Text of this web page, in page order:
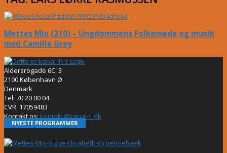
Mettes Mix (210) – Ungdommens Folkemøde og musik
med Camille Grey
Aldersrogade 6C, 3
2100 København Ø
Denmark
Tel: 70 20 00 04
CVR. 17059483
Kontakt os: kontakt@kanal-1.dk
NYESTE PROGRAMMER